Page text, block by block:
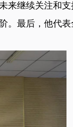
来继续关注和
。最后，他代